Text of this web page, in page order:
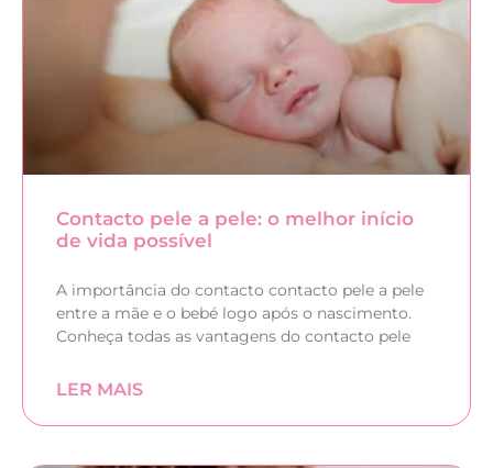
Contacto pele a pele: o melhor início
de vida possível
A importância do contacto contacto pele a pele
entre a mãe e o bebé logo após o nascimento.
Conheça todas as vantagens do contacto pele
LER MAIS